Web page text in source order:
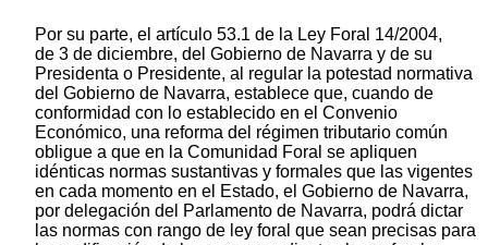
Por su parte, el artículo 53.1 de la Ley Foral 14/2004,
de 3 de diciembre, del Gobierno de Navarra y de su
Presidenta o Presidente, al regular la potestad normativa
del Gobierno de Navarra, establece que, cuando de
conformidad con lo establecido en el Convenio
Económico, una reforma del régimen tributario común
obligue a que en la Comunidad Foral se apliquen
idénticas normas sustantivas y formales que las vigentes
en cada momento en el Estado, el Gobierno de Navarra,
por delegación del Parlamento de Navarra, podrá dictar
las normas con rango de ley foral que sean precisas para